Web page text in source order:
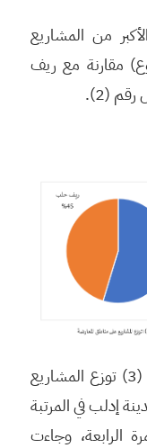
من المشاريع
55% (419 مشروع) مقارنة مع ريف
وبشكل أكثر تفصيلاً يُظهر الشكل رقم (3) توزع المشاريع
إدلب في المرتبة
للمرة الرابعة، وجاءت